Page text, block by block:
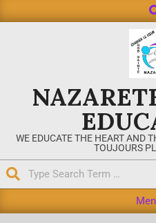
WE EDUCATE THE HEART AND
TOUJOURS